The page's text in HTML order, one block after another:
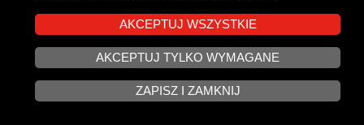
(red.), Municipium, Warszawa 2017, s. 33-48
(współautorstwo M. Górski), ISBN ISBN 978-
83-61980-80-3.
Organizacja ochrony danych osobowych w
AKCEPTUJ WSZYSTKIE
AKCEPTUJ TYLKO WYMAGANE
ZAPISZ I ZAMKNIJ
ZARZĄDZAJ COOKIES